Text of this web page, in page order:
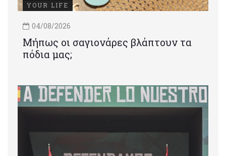
YOUR LIFE
04/08/2026
Μήπως οι σαγιονάρες βλάπτουν τα
πόδια μας;